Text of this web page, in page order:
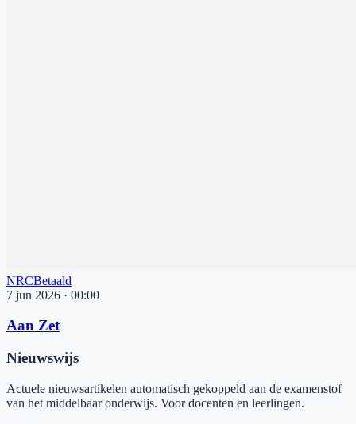
NRCBetaald
7 jun 2026 · 00:00
Aan Zet
Nieuwswijs
Actuele nieuwsartikelen automatisch gekoppeld aan de examenstof
van het middelbaar onderwijs. Voor docenten en leerlingen.